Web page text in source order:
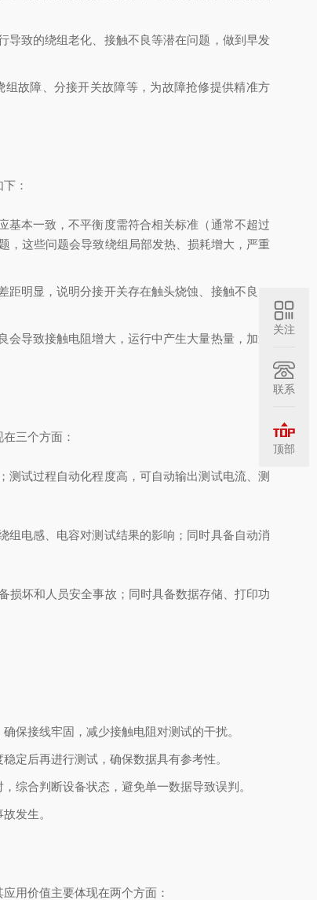
导致的绕组老化、接触不良等潜在问题，做到早发
故障、分接开关故障等，为故障抢修提供精准方
：
基本一致，不平衡度需符合相关标准（通常不超过
，这些问题会导致绕组局部发热、损耗增大，严重
明显，说明分接开关存在触头烧蚀、接触不良、
导致接触电阻增大，运行中产生大量热量，加速
三个方面：
试过程自动化程度高，可自动输出测试电流、测
组电感、电容对测试结果的影响；同时具备自动消
损坏和人员安全事故；同时具备数据存储、打印功
保接线牢固，减少接触电阻对测试的干扰。
定后再进行测试，确保数据具有参考性。
综合判断设备状态，避免单一数据导致误判。
发生。
用价值主要体现在两个方面：
关注
联系
顶部